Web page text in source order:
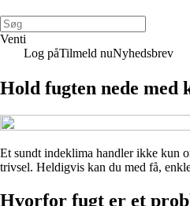
Venti
Log påTilmeld nuNyhedsbrev
Hold fugten nede
Et sundt indeklima handler ikke kun
trivsel. Heldigvis kan du med få,
Hvorfor fugt er et